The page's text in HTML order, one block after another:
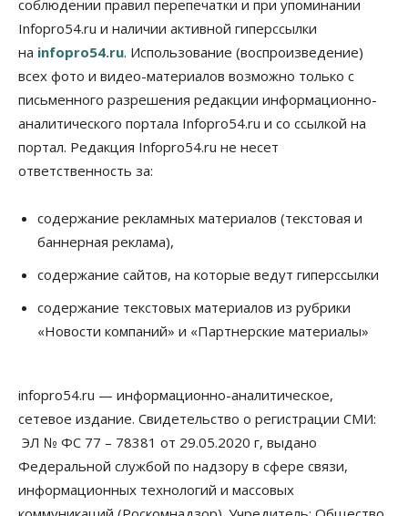
Недвижимость
Новосибирску нужны яркие объекты и
градообразующие общественные здания
10 Августа 2026, 14:30
Общество
Предложения по строительству частных
бомбоубежищ появились на российском рынке
10 Августа 2026, 14:00
Бизнес Общество
В Новосибирске сформировалось
профессиональное сообщество стендап-комиков
Недвижимость
Антон Рехтин: Вместе строим будущее
10 Августа 2026, 13:15
Цены в ресторанах Новосибирска выросли на 8%
10 Августа 2026, 13:00
Духовная и медицинская помощь: корабль-
церковь посетит 50 поселений Новосибирской
области
соблюдении правил перепечатки и при упоминании
Infopro54.ru и наличии активной гиперссылки
на infopro54.ru. Использование (воспроизведение)
всех фото и видео-материалов возможно только с
письменного разрешения редакции информационно-
аналитического портала Infopro54.ru и со ссылкой на
портал. Редакция Infopro54.ru не несет
ответственность за:
содержание рекламных материалов (текстовая и
баннерная реклама),
содержание сайтов, на которые ведут гиперссылки
содержание текстовых материалов из рубрики
«Новости компаний» и «Партнерские материалы»
infopro54.ru — информационно-аналитическое,
сетевое издание. Свидетельство о регистрации СМИ:
ЭЛ № ФС 77 – 78381 от 29.05.2020 г, выдано
Федеральной службой по надзору в сфере связи,
информационных технологий и массовых